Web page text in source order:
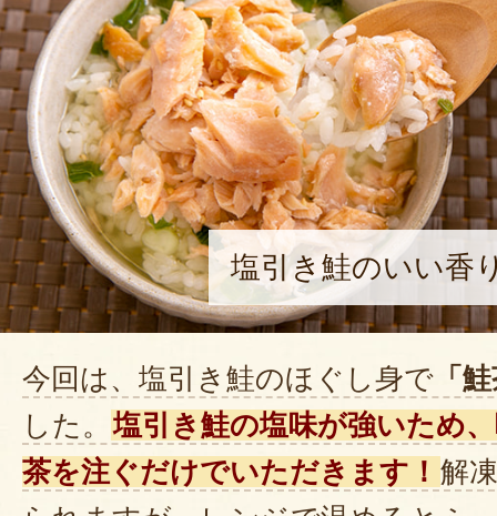
塩引き鮭のいい香
今回は、塩引き鮭のほぐし身で 「
した。 塩引き鮭の塩味が強いため
茶を注ぐだけでいただきます！ 解